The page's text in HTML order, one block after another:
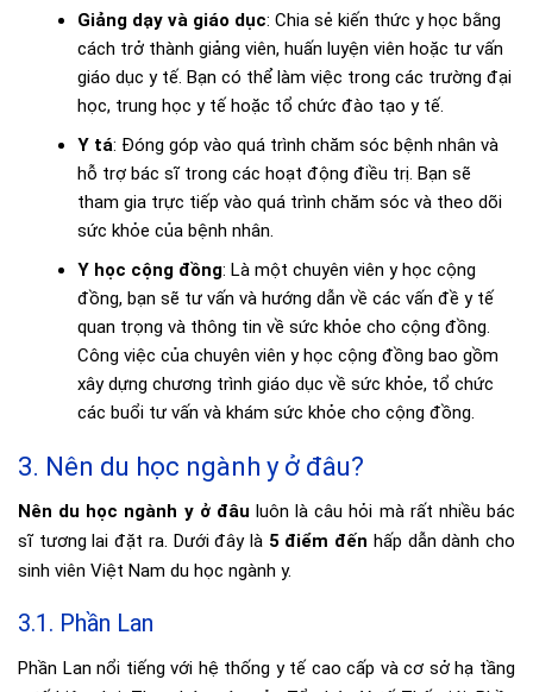
Giảng dạy và giáo dục: Chia sẻ kiến thức y học bằng
cách trở thành giảng viên, huấn luyện viên hoặc tư vấn
giáo dục y tế. Bạn có thể làm việc trong các trường đại
học, trung học y tế hoặc tổ chức đào tạo y tế.
Y tá: Đóng góp vào quá trình chăm sóc bệnh nhân và
hỗ trợ bác sĩ trong các hoạt động điều trị. Bạn sẽ
tham gia trực tiếp vào quá trình chăm sóc và theo dõi
sức khỏe của bệnh nhân.
Y học cộng đồng: Là một chuyên viên y học cộng
đồng, bạn sẽ tư vấn và hướng dẫn về các vấn đề y tế
quan trọng và thông tin về sức khỏe cho cộng đồng.
Công việc của chuyên viên y học cộng đồng bao gồm
xây dựng chương trình giáo dục về sức khỏe, tổ chức
các buổi tư vấn và khám sức khỏe cho cộng đồng.
3. Nên du học ngành y ở đâu?
Nên du học ngành y ở đâu luôn là câu hỏi mà rất nhiều bác
sĩ tương lai đặt ra. Dưới đây là 5 điểm đến hấp dẫn dành cho
sinh viên Việt Nam du học ngành y.
3.1. Phần Lan
Phần Lan nổi tiếng với hệ thống y tế cao cấp và cơ sở hạ tầng